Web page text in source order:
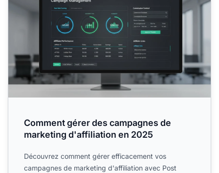
Comment gérer des campagnes de
marketing d'affiliation en 2025
Découvrez comment gérer efficacement vos
campagnes de marketing d'affiliation avec Post